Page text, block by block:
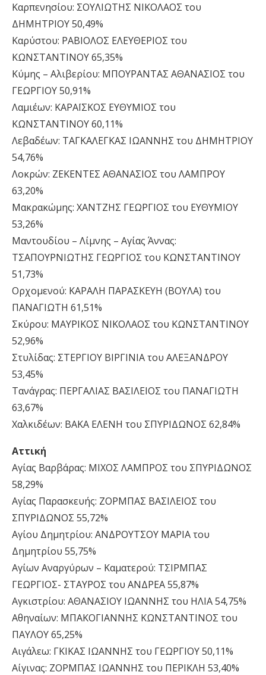
Καρπενησίου: ΣΟΥΛΙΩΤΗΣ ΝΙΚΟΛΑΟΣ του
ΔΗΜΗΤΡΙΟΥ 50,49%
Καρύστου: ΡΑΒΙΟΛΟΣ ΕΛΕΥΘΕΡΙΟΣ του
ΚΩΝΣΤΑΝΤΙΝΟΥ 65,35%
Κύμης – Αλιβερίου: ΜΠΟΥΡΑΝΤΑΣ ΑΘΑΝΑΣΙΟΣ του
ΓΕΩΡΓΙΟΥ 50,91%
Λαμιέων: ΚΑΡΑΪΣΚΟΣ ΕΥΘΥΜΙΟΣ του
ΚΩΝΣΤΑΝΤΙΝΟΥ 60,11%
Λεβαδέων: ΤΑΓΚΑΛΕΓΚΑΣ ΙΩΑΝΝΗΣ του ΔΗΜΗΤΡΙΟΥ
54,76%
Λοκρών: ΖΕΚΕΝΤΕΣ ΑΘΑΝΑΣΙΟΣ του ΛΑΜΠΡΟΥ
63,20%
Μακρακώμης: ΧΑΝΤΖΗΣ ΓΕΩΡΓΙΟΣ του ΕΥΘΥΜΙΟΥ
53,26%
Μαντουδίου – Λίμνης – Αγίας Άννας:
ΤΣΑΠΟΥΡΝΙΩΤΗΣ ΓΕΩΡΓΙΟΣ του ΚΩΝΣΤΑΝΤΙΝΟΥ
51,73%
Ορχομενού: ΚΑΡΑΛΗ ΠΑΡΑΣΚΕΥΗ (ΒΟΥΛΑ) του
ΠΑΝΑΓΙΩΤΗ 61,51%
Σκύρου: ΜΑΥΡΙΚΟΣ ΝΙΚΟΛΑΟΣ του ΚΩΝΣΤΑΝΤΙΝΟΥ
52,96%
Στυλίδας: ΣΤΕΡΓΙΟΥ ΒΙΡΓΙΝΙΑ του ΑΛΕΞΑΝΔΡΟΥ
53,45%
Τανάγρας: ΠΕΡΓΑΛΙΑΣ ΒΑΣΙΛΕΙΟΣ του ΠΑΝΑΓΙΩΤΗ
63,67%
Χαλκιδέων: ΒΑΚΑ ΕΛΕΝΗ του ΣΠΥΡΙΔΩΝΟΣ 62,84%
Αττική
Αγίας Βαρβάρας: ΜΙΧΟΣ ΛΑΜΠΡΟΣ του ΣΠΥΡΙΔΩΝΟΣ
58,29%
Αγίας Παρασκευής: ΖΟΡΜΠΑΣ ΒΑΣΙΛΕΙΟΣ του
ΣΠΥΡΙΔΩΝΟΣ 55,72%
Αγίου Δημητρίου: ΑΝΔΡΟΥΤΣΟΥ ΜΑΡΙΑ του
Δημητρίου 55,75%
Αγίων Αναργύρων – Καματερού: ΤΣΙΡΜΠΑΣ
ΓΕΩΡΓΙΟΣ- ΣΤΑΥΡΟΣ του ΑΝΔΡΕΑ 55,87%
Αγκιστρίου: ΑΘΑΝΑΣΙΟΥ ΙΩΑΝΝΗΣ του ΗΛΙΑ 54,75%
Αθηναίων: ΜΠΑΚΟΓΙΑΝΝΗΣ ΚΩΝΣΤΑΝΤΙΝΟΣ του
ΠΑΥΛΟΥ 65,25%
Αιγάλεω: ΓΚΙΚΑΣ ΙΩΑΝΝΗΣ του ΓΕΩΡΓΙΟΥ 50,11%
Αίγινας: ΖΟΡΜΠΑΣ ΙΩΑΝΝΗΣ του ΠΕΡΙΚΛΗ 53,40%